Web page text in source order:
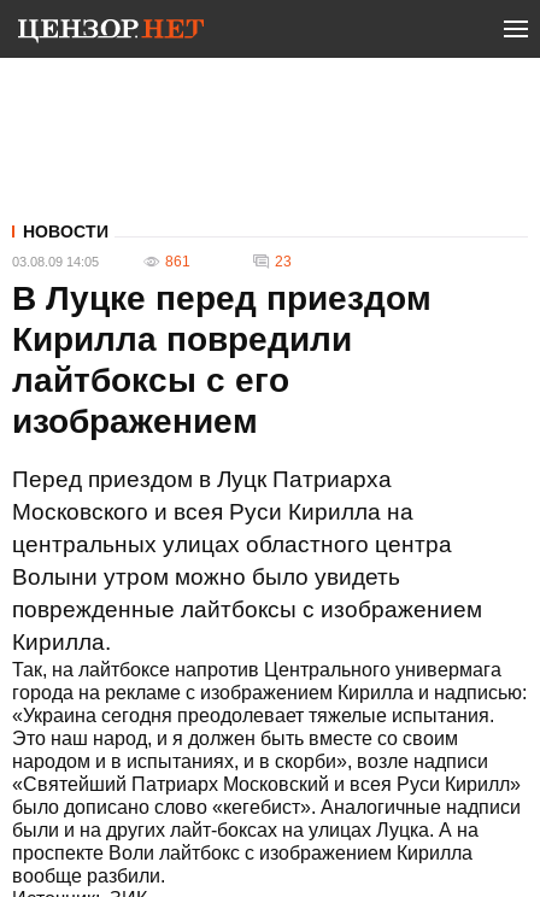
НОВОСТИ
03.08.09 14:05 861 23
В Луцке перед приездом
Кирилла повредили
лайтбоксы с его
изображением
Перед приездом в Луцк Патриарха
Московского и всея Руси Кирилла на
центральных улицах областного центра
Волыни утром можно было увидеть
поврежденные лайтбоксы с изображением
Кирилла.
Так, на лайтбоксе напротив Центрального универмага
города на рекламе с изображением Кирилла и надписью:
«Украина сегодня преодолевает тяжелые испытания.
Это наш народ, и я должен быть вместе со своим
народом и в испытаниях, и в скорби», возле надписи
«Святейший Патриарх Московский и всея Руси Кирилл»
было дописано слово «кегебист». Аналогичные надписи
были и на других лайт-боксах на улицах Луцка. А на
проспекте Воли лайтбокс с изображением Кирилла
вообще разбили.